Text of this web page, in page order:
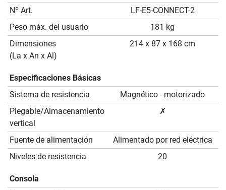
Nº Art.
LF-E5-CONNECT-2
Peso máx. del usuario
181 kg
Dimensiones
(La x An x Al)
214 x 87 x 168 cm
Especificaciones Básicas
Sistema de resistencia
Magnético - motorizado
Plegable/Almacenamiento
vertical
✗
Fuente de alimentación
Alimentado por red eléctrica
Niveles de resistencia
20
Consola